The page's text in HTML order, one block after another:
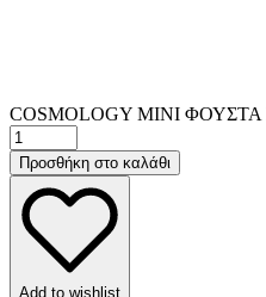
COSMOLOGY ΜΙΝΙ ΦΟΥΣΤΑ
Προσθήκη στο καλάθι
Add to wishlist